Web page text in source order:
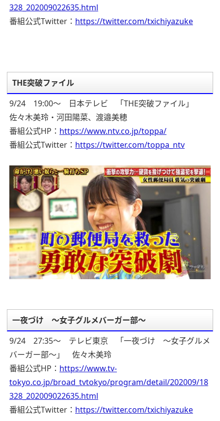
328_202009022635.html
番組公式Twitter： https://twitter.com/txichiyazuke
THE突破ファイル
9/24 19:00～ 日本テレビ 「THE突破ファイル」
佐々木美玲・河田陽菜、渡邉美穂
番組公式HP： https://www.ntv.co.jp/toppa/
番組公式Twitter： https://twitter.com/toppa_ntv
一夜づけ ～女子グルメバーガー部～
9/24 27:35～ テレビ東京 「一夜づけ ～女子グルメ
バーガー部～」 佐々木美玲
番組公式HP： https://www.tv-
tokyo.co.jp/broad_tvtokyo/program/detail/202009/18
328_202009022635.html
番組公式Twitter： https://twitter.com/txichiyazuke